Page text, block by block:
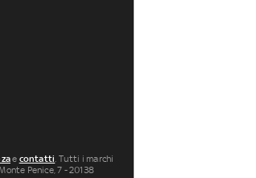
e contatti. Tutti i marchi
Penice, 7 - 20138